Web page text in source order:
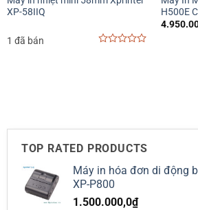
XP-58IIQ
1 đã bán
H500E
TOP RATED PRODUCTS
Máy in hóa đơn di động
XP-P800
1.500.000,0₫